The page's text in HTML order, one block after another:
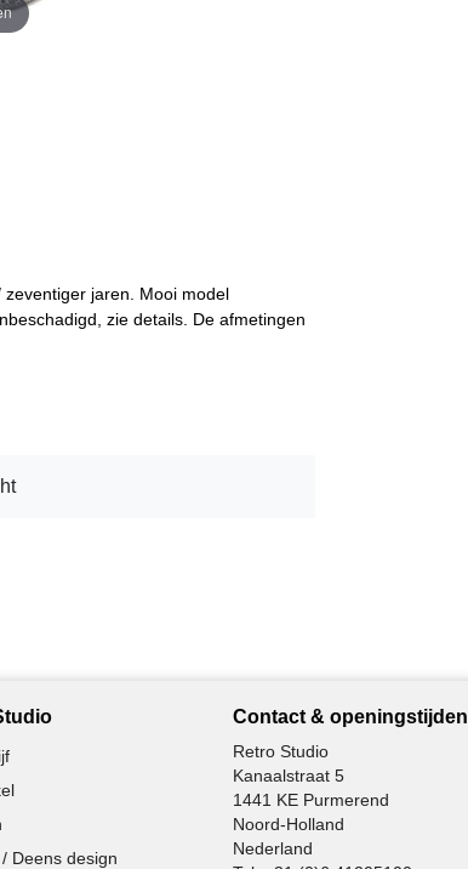
jaren. Mooi model
zie details. De afmetingen
Deens design
Contact & openingstijden
Retro Studio
Kanaalstraat 5
1441 KE Purmerend
Noord-Holland
Nederland